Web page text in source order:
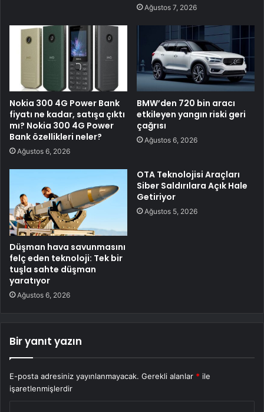
Ağustos 7, 2026
Nokia 300 4G Power Bank
fiyatı ne kadar, satışa çıktı
mı? Nokia 300 4G Power
Bank özellikleri neler?
Ağustos 6, 2026
BMW’den 720 bin aracı
etkileyen yangın riski geri
çağrısı
Ağustos 6, 2026
Düşman hava savunmasını
felç eden teknoloji: Tek bir
tuşla sahte düşman
yaratıyor
Ağustos 6, 2026
OTA Teknolojisi Araçları
Siber Saldırılara Açık Hale
Getiriyor
Ağustos 5, 2026
Bir yanıt yazın
E-posta adresiniz yayınlanmayacak. Gerekli alanlar * ile
işaretlenmişlerdir